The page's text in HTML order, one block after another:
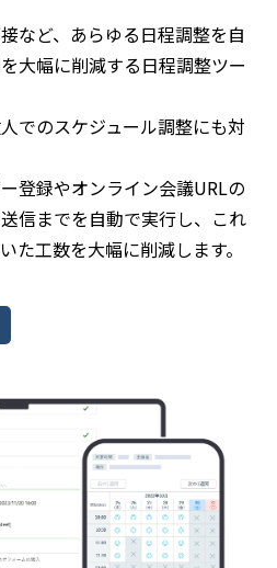
など、あらゆる日程調整を自
大幅に削減する日程調整ツー
でのスケジュール調整にも対
登録やオンライン会議URLの
信までを自動で実行し、これ
た工数を大幅に削減します。